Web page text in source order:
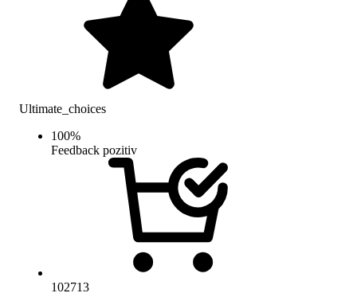
Ultimate_choices
100%
Feedback pozitiv
102713